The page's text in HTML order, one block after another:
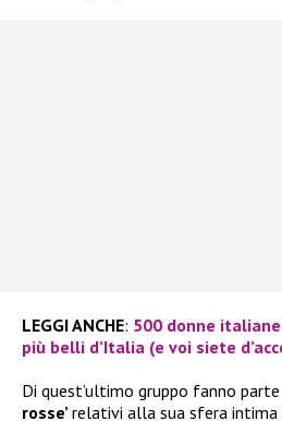
LEGGI ANCHE: 500 donne
più belli d’Italia (e voi siete
Di quest’ultimo gruppo fanno parte
rosse’ relativi alla sua sfera intima